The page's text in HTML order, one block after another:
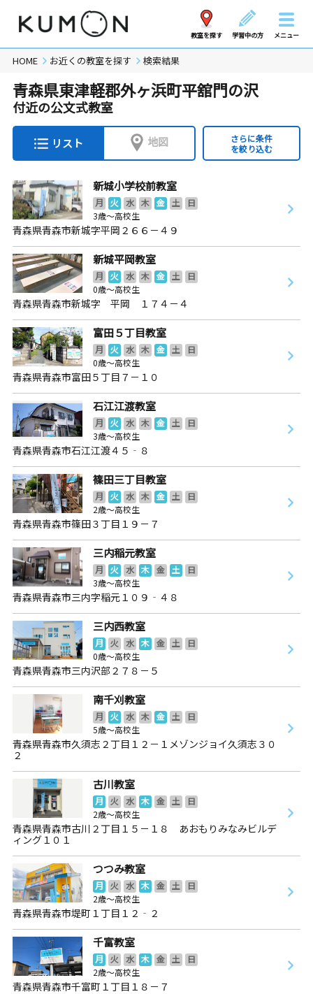
教室を探す 学習中の方 メニュー
HOME お近くの教室を探す 検索結果
青森県東津軽郡外ヶ浜町平舘門の沢
付近の公文式教室
リスト 地図
さらに条件
を絞り込む
新城小学校前教室
月 火 水 木 金 土
日
3歳～高校生
青森県青森市新城字平岡２６６－４９
新城平岡教室
月 火 水 木 金 土
日
0歳～高校生
青森県青森市新城字 平岡 １７４－４
富田５丁目教室
月 火 水 木 金 土
日
0歳～高校生
青森県青森市富田５丁目７－１０
石江江渡教室
月 火 水 木 金 土
日
3歳～高校生
青森県青森市石江江渡４５‐８
篠田三丁目教室
月 火 水 木 金 土
日
2歳～高校生
青森県青森市篠田３丁目１９－７
三内稲元教室
月 火 水 木 金 土
日
3歳～高校生
青森県青森市三内字稲元１０９‐４８
三内西教室
月 火 水 木 金 土
日
0歳～高校生
青森県青森市三内沢部２７８－５
南千刈教室
月 火 水 木 金 土
日
5歳～高校生
青森県青森市久須志２丁目１２－１メゾンジョイ久須志３０
２
古川教室
月 火 水 木 金 土
日
2歳～高校生
青森県青森市古川２丁目１５－１８ あおもりみなみビルデ
ィング１０１
つつみ教室
月 火 水 木 金 土
日
2歳～高校生
青森県青森市堤町１丁目１２‐２
千富教室
月 火 水 木 金 土
日
2歳～高校生
青森県青森市千富町１丁目１８－７